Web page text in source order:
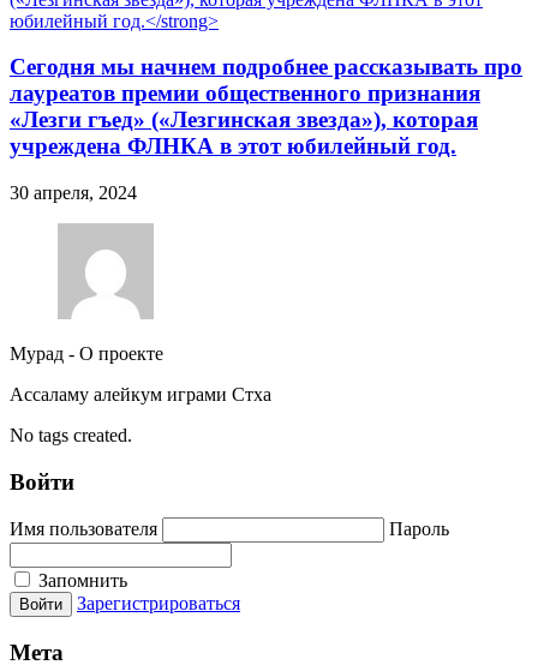
Сегодня мы начнем подробнее рассказывать про
лауреатов премии общественного признания
«Лезги гъед» («Лезгинская звезда»), которая
учреждена ФЛНКА в этот юбилейный год.
30 апреля, 2024
Мурад - О проекте
Ассаламу алейкум играми Стха
No tags created.
Войти
Имя пользователя Пароль
Запомнить
Зарегистрироваться
Мета